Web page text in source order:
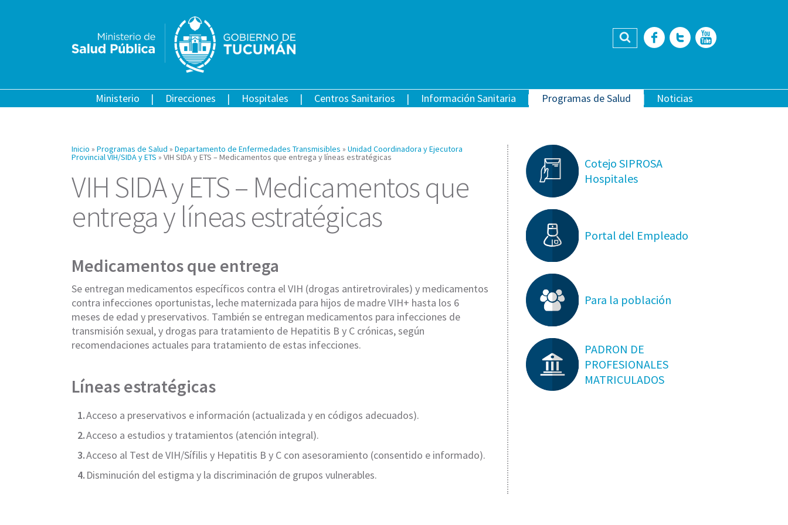
Buscar Facebook
Twitter
Ministerio Direcciones Hospitales Centros Sanitarios Información Sanitaria Programas de Salud Noticias
Inicio » Programas de Salud » Departamento de Enfermedades Transmisibles » Unidad Coordinadora y Ejecutora
Provincial VIH/SIDA y ETS » VIH SIDA y ETS – Medicamentos que entrega y líneas estratégicas
VIH SIDA y ETS – Medicamentos que
entrega y líneas estratégicas
Medicamentos que entrega
Se entregan medicamentos específicos contra el VIH (drogas antiretrovirales) y medicamentos
contra infecciones oportunistas, leche maternizada para hijos de madre VIH+ hasta los 6
meses de edad y preservativos. También se entregan medicamentos para infecciones de
transmisión sexual, y drogas para tratamiento de Hepatitis B y C crónicas, según
recomendaciones actuales para tratamiento de estas infecciones.
Líneas estratégicas
Acceso a preservativos e información (actualizada y en códigos adecuados).
Acceso a estudios y tratamientos (atención integral).
Acceso al Test de VIH/Sífilis y Hepatitis B y C con asesoramiento (consentido e informado).
Disminución del estigma y la discriminación de grupos vulnerables.
Cotejo SIPROSA
Hospitales
Portal del Empleado
Para la población
PADRON DE
PROFESIONALES
MATRICULADOS